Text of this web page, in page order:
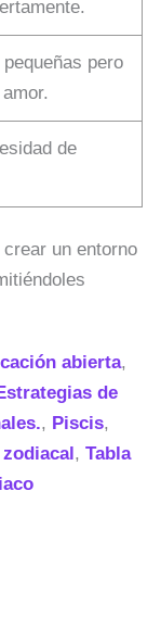
pero
de
un entorno
abierta,
de
, Piscis,
, Tabla